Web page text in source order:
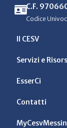
C.F.
Codice
Il CESV
Servizi e
EsserCi
Contatti